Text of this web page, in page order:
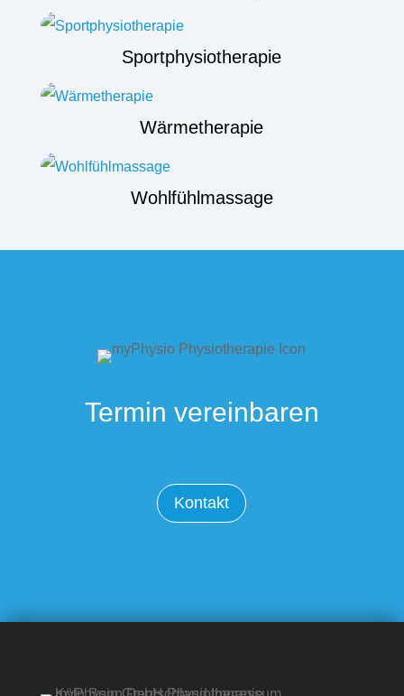
Sportphysiotherapie
Wärmetherapie
Wohlfühlmassage
Termin vereinbaren
Kontakt